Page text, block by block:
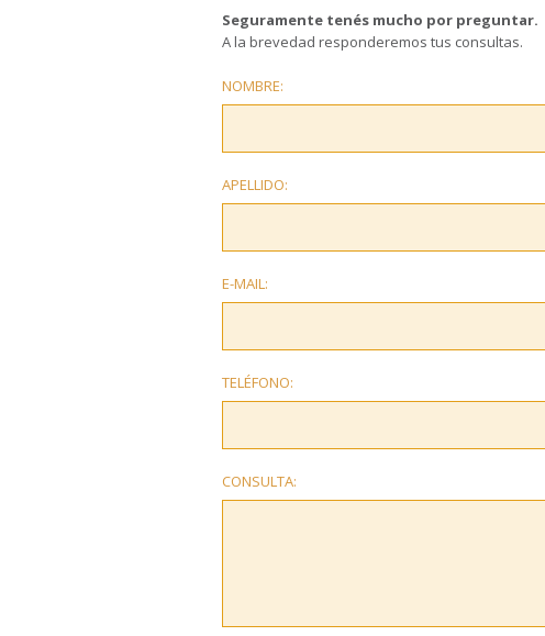
Seguramente tenés mucho por preguntar.
A la brevedad responderemos tus consultas.
NOMBRE:
APELLIDO:
E-MAIL:
TELÉFONO:
CONSULTA: